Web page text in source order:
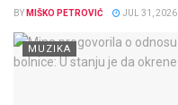
BY MIŠKO PETROVIĆ JUL 31, 2026
MUZIKA